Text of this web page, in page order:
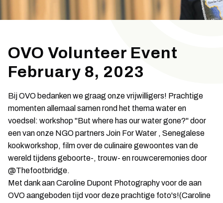
OVO Volunteer Event
February 8, 2023
Bij OVO bedanken we graag onze vrijwilligers! Prachtige
momenten allemaal samen rond het thema water en
voedsel: workshop "But where has our water gone?" door
een van onze NGO partners Join For Water , Senegalese
kookworkshop, film over de culinaire gewoontes van de
wereld tijdens geboorte-, trouw- en rouwceremonies door
@Thefootbridge.
Met dank aan Caroline Dupont Photography voor de aan
OVO aangeboden tijd voor deze prachtige foto's!(Caroline